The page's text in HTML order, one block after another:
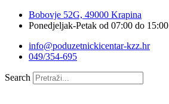
Bobovje 52G, 49000 Krapina
Ponedjeljak-Petak od 07:00 do 15:00
info@poduzetnickicentar-kzz.hr
049/354-695
Search